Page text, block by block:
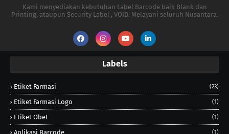
Kami menyediakan kebutuhan Label Barcode baik Blank dan
Printing, ataupun Security Label , VOID. Melayani seluruh Nusantara.
Labels
Etiket Farmasi (23)
Etiket Farmasi Logo (1)
Etiket Obet (1)
Aplikasi Barcode (1)